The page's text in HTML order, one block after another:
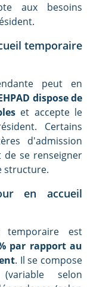
aux besoins
temporaire
peut en
dispose de
et accepte le
Certains
d'admission
se renseigner
structure.
en accueil
est
par rapport au
. Il se compose
selon